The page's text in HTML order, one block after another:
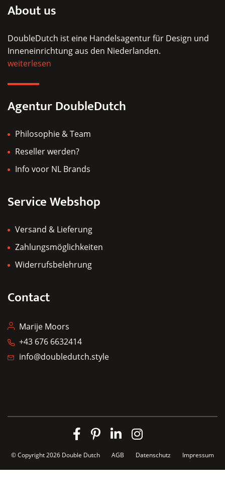
About us
DoubleDutch ist eine Handelsagentur für Design und
Inneneinrichtung aus den Niederlanden.
weiterlesen
Agentur DoubleDutch
Philosophie & Team
Reseller werden?
Info voor NL Brands
Service Webshop
Versand & Lieferung
Zahlungsmöglichkeiten
Widerrufsbelehrung
Contact
Marije Moors
+43 676 6632414
info@doubledutch.style
© Copyright 2026 Double Dutch AGB Datenschutz Impressum